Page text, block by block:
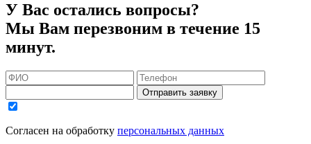
У Вас остались вопросы?
Мы Вам перезвоним в течение 15
минут.
Отправить заявку
Согласен на обработку персональных данных